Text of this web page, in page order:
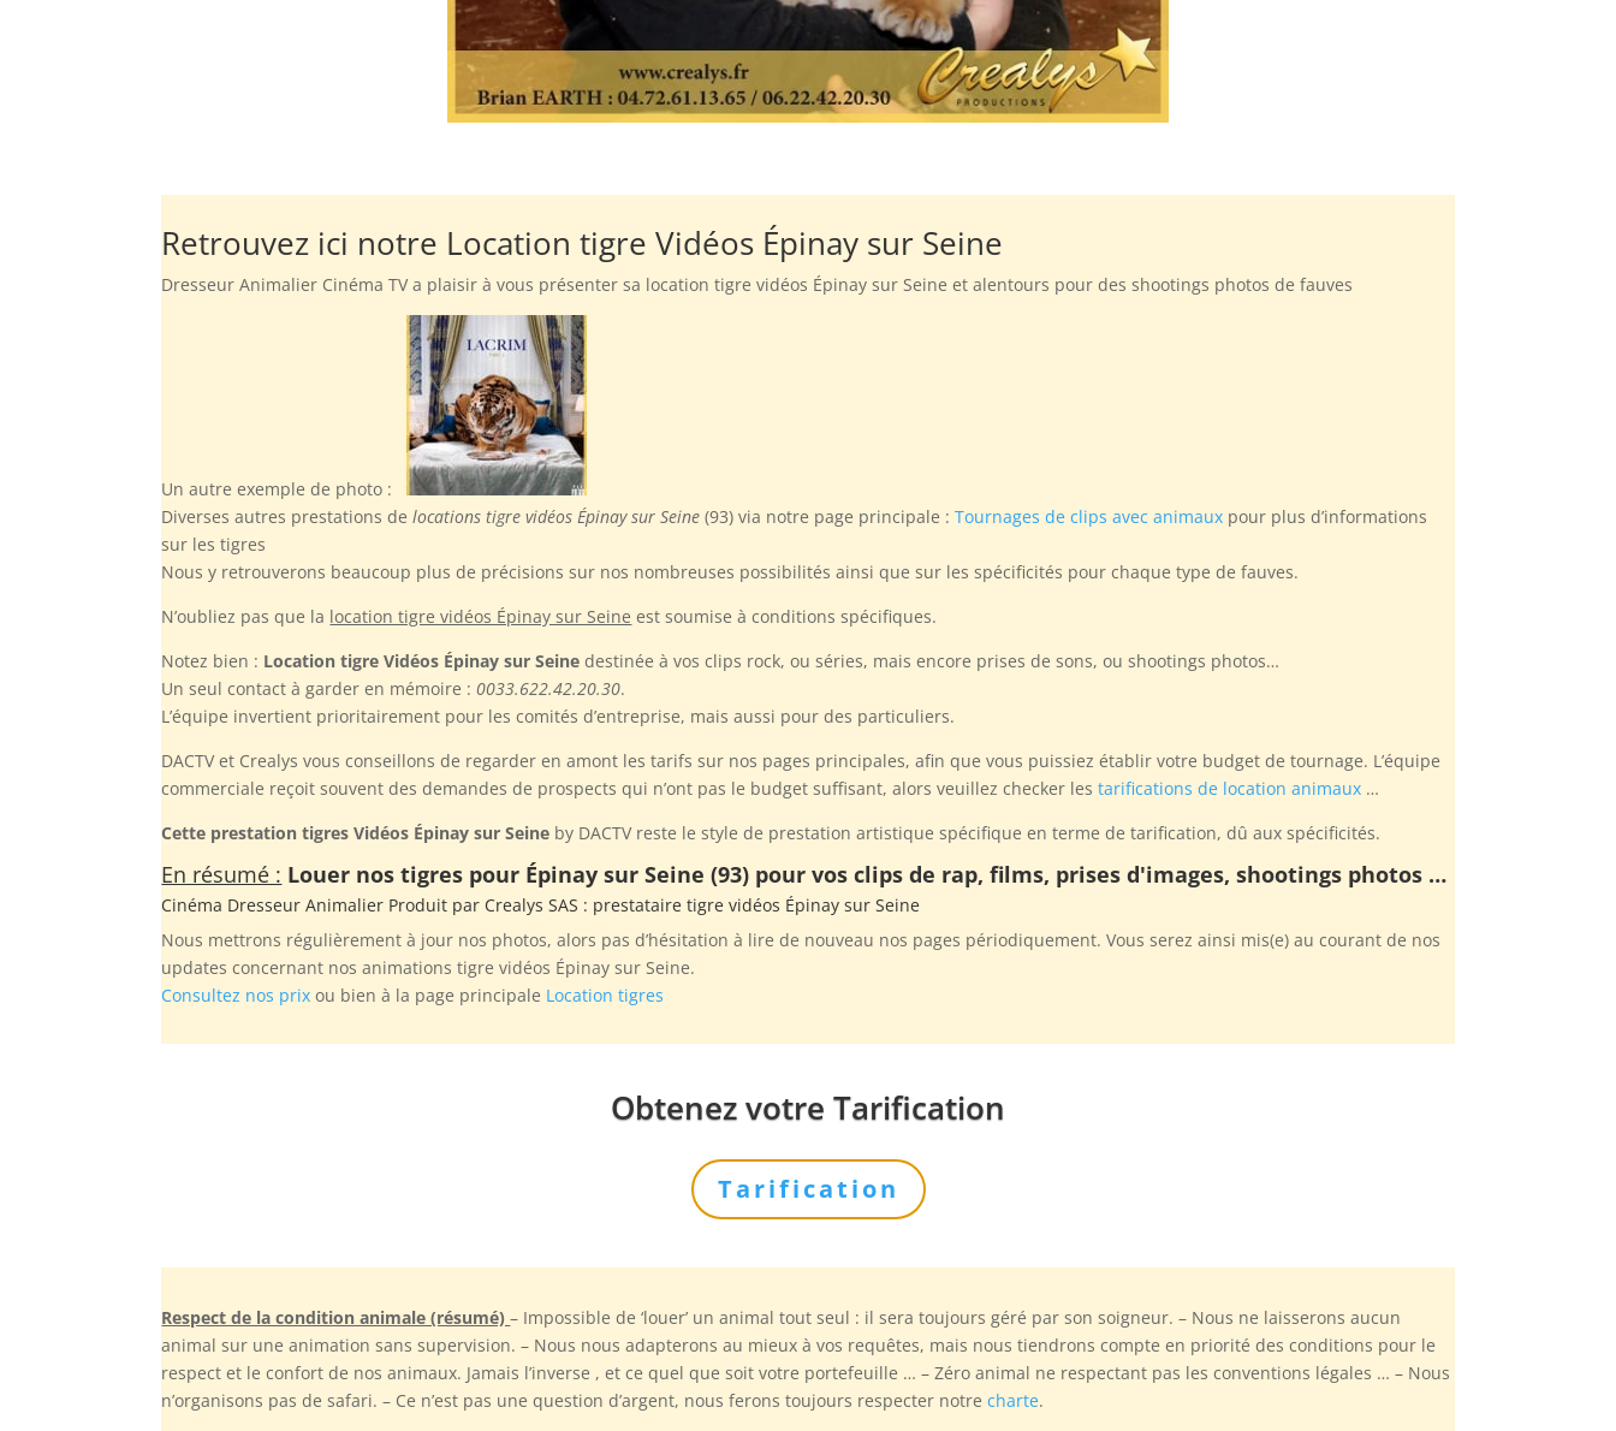
Retrouvez ici notre Location tigre Vidéos Épinay sur Seine
Dresseur Animalier Cinéma TV a plaisir à vous présenter sa location tigre vidéos Épinay sur Seine et alentours pour des shootings photos de fauves
Un autre exemple de photo :
Diverses autres prestations delocations tigre vidéos Épinay sur Seine (93) via notre page principale :Tournages de clips avec animaux pour plus d’informations
sur les tigres
Nous y retrouverons beaucoup plus de précisions sur nos nombreuses possibilités ainsi que sur les spécificités pour chaque type de fauves.
N’oubliez pas que la location tigre vidéos Épinay sur Seine est soumise à conditions spécifiques.
Notez bien : Location tigre Vidéos Épinay sur Seine destinée à vos clips rock, ou séries, mais encore prises de sons, ou shootings photos…
Un seul contact à garder en mémoire :0033.622.42.20.30.
L’équipe invertient prioritairement pour les comités d’entreprise, mais aussi pour des particuliers.
DACTV et Crealys vous conseillons de regarder en amont les tarifs sur nos pages principales, afin que vous puissiez établir votre budget de tournage. L’équipe
commerciale reçoit souvent des demandes de prospects qui n’ont pas le budget suffisant, alors veuillez checker lestarifications de location animaux …
Cette prestation tigres Vidéos Épinay sur Seine by DACTV reste le style de prestation artistique spécifique en terme de tarification, dû aux spécificités.
En résumé : Louer nos tigres pour Épinay sur Seine (93) pour vos clips de rap, films, prises d'images, shootings photos …
Cinéma Dresseur Animalier Produit par Crealys SAS : prestataire tigre vidéos Épinay sur Seine
Nous mettrons régulièrement à jour nos photos, alors pas d’hésitation à lire de nouveau nos pages périodiquement. Vous serez ainsi mis(e) au courant de nos
updates concernant nos animations tigre vidéos Épinay sur Seine.
Consultez nos prix ou bien à la page principale Location tigres
Obtenez votre Tarification
Tarification
Respect de la condition animale (résumé)– Impossible de ‘louer’ un animal tout seul : il sera toujours géré par son soigneur. – Nous ne laisserons aucun
animal sur une animation sans supervision. – Nous nous adapterons au mieux à vos requêtes, mais nous tiendrons compte en priorité des conditions pour le
respect et le confort de nos animaux. Jamais l’inverse , et ce quel que soit votre portefeuille … – Zéro animal ne respectant pas les conventions légales … – Nous
n’organisons pas de safari. – Ce n’est pas une question d’argent, nous ferons toujours respecter notrecharte.